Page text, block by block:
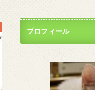
プロフィール